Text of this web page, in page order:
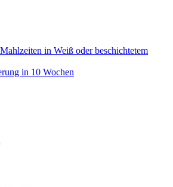
in Weiß oder beschichtetem
in 10 Wochen